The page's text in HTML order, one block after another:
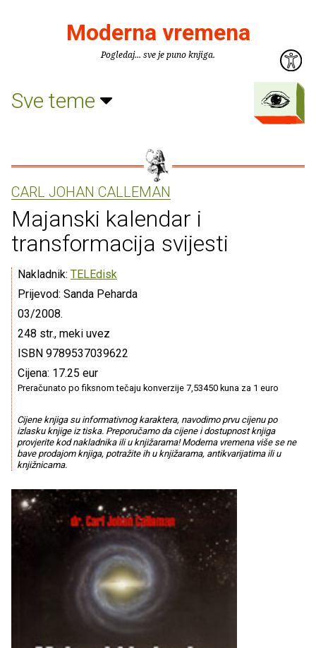
Moderna vremena
Pogledaj... sve je puno knjiga.
Sve teme
CARL JOHAN CALLEMAN
Majanski kalendar i
transformacija svijesti
Nakladnik: TELEdisk
Prijevod: Sanda Peharda
03/2008.
248 str., meki uvez
ISBN 9789537039622
Cijena: 17.25 eur
Preračunato po fiksnom tečaju konverzije 7,53450 kuna za 1 euro
Cijene knjiga su informativnog karaktera, navodimo prvu cijenu po
izlasku knjige iz tiska. Preporučamo da cijene i dostupnost knjiga
provjerite kod nakladnika ili u knjižarama! Moderna vremena više se ne
bave prodajom knjiga, potražite ih u knjižarama, antikvarijatima ili u
knjižnicama.